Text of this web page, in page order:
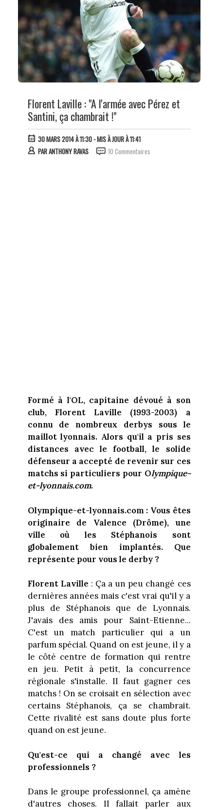
Florent Laville : "A l'armée avec Pérez et
Santini, ça chambrait !"
30 MARS 2014 À 11:30- MIS À JOUR À 11:41
PARANTHONY RAVAS 10 Commentaires
Formé à l'OL, capitaine dévoué à son
club, Florent Laville (1993-2003) a
connu de nombreux derbys sous le
maillot lyonnais. Alors qu'il a pris ses
distances avec le football, le solide
défenseur a accepté de revenir sur ces
matchs si particuliers pour Olympique-
et-lyonnais.com.
Olympique-et-lyonnais.com : Vous êtes
originaire de Valence (Drôme), une
ville où les Stéphanois sont
globalement bien implantés. Que
représente pour vous le derby ?
Florent Laville : Ça a un peu changé ces
dernières années mais c'est vrai qu'il y a
plus de Stéphanois que de Lyonnais.
J'avais des amis pour Saint-Etienne...
C'est un match particulier qui a un
parfum spécial. Quand on est jeune, il y a
le côté centre de formation qui rentre
en jeu. Petit à petit, la concurrence
régionale s'installe. Il faut gagner ces
matchs ! On se croisait en sélection avec
certains Stéphanois, ça se chambrait.
Cette rivalité est sans doute plus forte
quand on est jeune.
Qu'est-ce qui a changé avec les
professionnels ?
Dans le groupe professionnel, ça amène
d'autres choses. Il fallait parler aux